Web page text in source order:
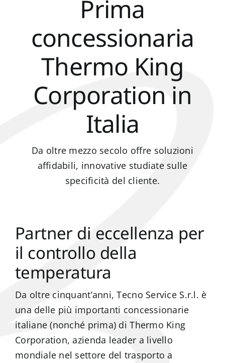
Servizi
Contatti
Prima
concessionaria
Thermo King
Corporation in
Italia
Da oltre mezzo secolo offre soluzioni
affidabili, innovative studiate sulle
specificità del cliente.
Partner di eccellenza per
il controllo della
temperatura
Da oltre cinquant’anni, Tecno Service S.r.l. è
una delle più importanti concessionarie
italiane (nonché prima) di Thermo King
Corporation, azienda leader a livello
mondiale nel settore del trasporto a